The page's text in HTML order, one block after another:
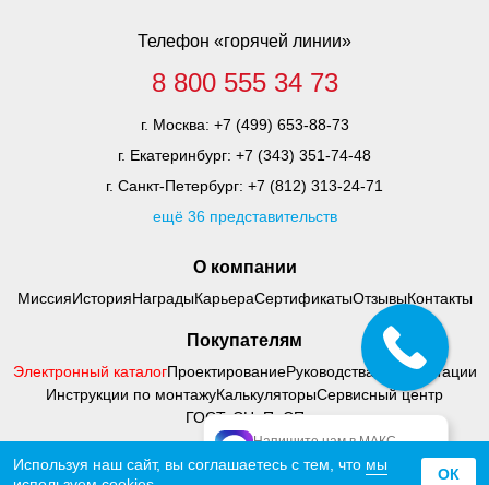
О компании
МиссияИсторияНаградыКарьераСертификатыОтзывыКонтакты
Покупателям
Электронный каталогПроектированиеРуководства по адаптации
Инструкции по монтажуКалькуляторыСервисный центр
ГОСТ, СНиП, СП
Телефон «горячей линии»
8 800 555 34 73
г. Москва: +7 (499) 653-88-73
г. Екатеринбург: +7 (343) 351-74-48
г. Санкт-Петербург: +7 (812) 313-24-71
ещё 36 представительств
© 2000 - 2026 Тифлоцентр «Вертикаль»
Напишите нам в МАКС
официальный МАКС
Используя наш сайт, вы соглашаетесь с тем, что мы
ОК